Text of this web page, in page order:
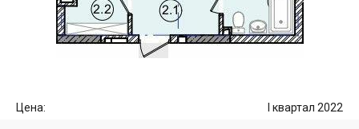
Цена: I квартал 2022